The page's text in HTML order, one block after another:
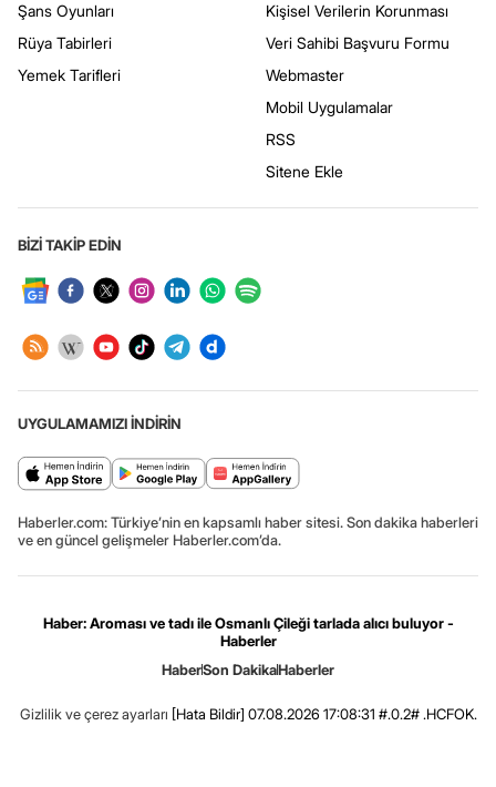
Şans Oyunları
Rüya Tabirleri
Yemek Tarifleri
Kişisel Verilerin Korunması
Veri Sahibi Başvuru Formu
Webmaster
Mobil Uygulamalar
RSS
Sitene Ekle
BİZİ TAKİP EDİN
UYGULAMAMIZI İNDİRİN
Haberler.com: Türkiye’nin en kapsamlı haber sitesi. Son dakika haberleri
ve en güncel gelişmeler Haberler.com’da.
Haber: Aroması ve tadı ile Osmanlı Çileği tarlada alıcı buluyor -
Haberler
HaberSon DakikaHaberler
Gizlilik ve çerez ayarları [Hata Bildir] 07.08.2026 17:08:31 #.0.2# .HCFOK.